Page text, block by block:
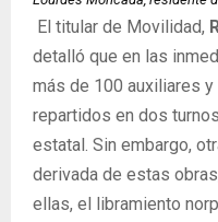
El titular de Movilidad,
detalló que en las
más de 100 auxiliares
repartidos en dos
estatal. Sin embargo,
derivada de estas
ellas, el libramiento